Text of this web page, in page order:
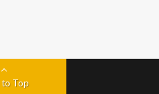
to Top